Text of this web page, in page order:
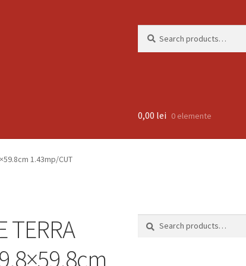
for:
0,00 lei 0 elemente
1.43mp/CUT
TERRA
Search
Search